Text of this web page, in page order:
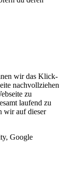
wir das Klick-
nachvollziehen
zu
laufend zu
wir auf dieser
Google